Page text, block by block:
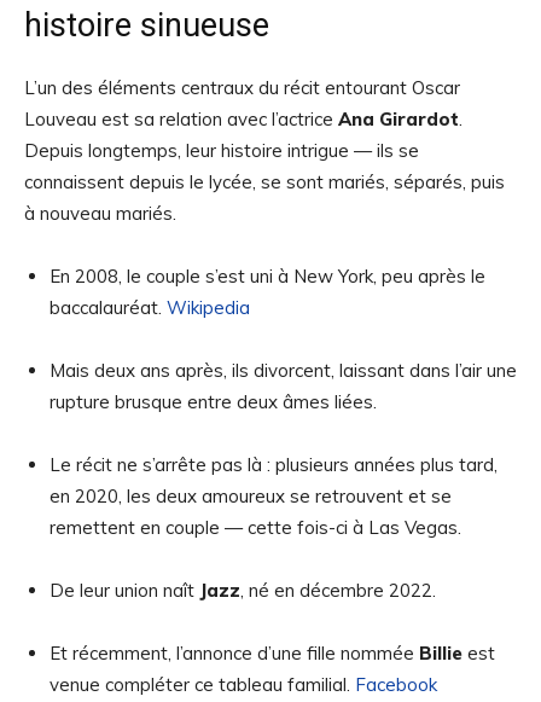
histoire sinueuse
L’un des éléments centraux du récit entourant Oscar
Louveau est sa relation avec l’actrice Ana Girardot.
Depuis longtemps, leur histoire intrigue — ils se
connaissent depuis le lycée, se sont mariés, séparés, puis
à nouveau mariés.
En 2008, le couple s’est uni à New York, peu après le
baccalauréat. Wikipedia
Mais deux ans après, ils divorcent, laissant dans l’air une
rupture brusque entre deux âmes liées.
Le récit ne s’arrête pas là : plusieurs années plus tard,
en 2020, les deux amoureux se retrouvent et se
remettent en couple — cette fois-ci à Las Vegas.
De leur union naît Jazz, né en décembre 2022.
Et récemment, l’annonce d’une fille nommée Billie est
venue compléter ce tableau familial. Facebook